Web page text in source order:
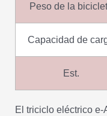
Peso de la
Capacidad de
Est.
El triciclo eléctrico